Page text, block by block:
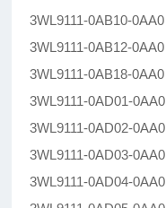
3WL9111-0AB10-0AA0
3WL9111-0AB12-0AA0
3WL9111-0AB18-0AA0
3WL9111-0AD01-0AA0
3WL9111-0AD02-0AA0
3WL9111-0AD03-0AA0
3WL9111-0AD04-0AA0